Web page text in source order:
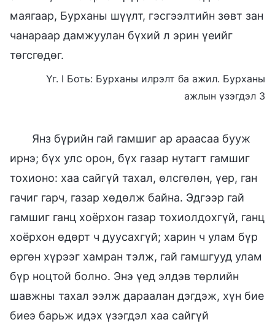
маягаар, Бурханы шүүлт, гэсгээлтийн зөвт зан
чанараар дамжуулан бүхий л эрин үеийг
төгсгөдөг.
Үг. I Боть: Бурханы илрэлт ба ажил. Бурханы
ажлын үзэгдэл 3
Янз бүрийн гай гамшиг ар араасаа бууж
ирнэ; бүх улс орон, бүх газар нутагт гамшиг
тохионо: хаа сайгүй тахал, өлсгөлөн, үер, ган
гачиг гарч, газар хөдөлж байна. Эдгээр гай
гамшиг ганц хоёрхон газар тохиолдохгүй, ганц
хоёрхон өдөрт ч дуусахгүй; харин ч улам бүр
өргөн хүрээг хамран тэлж, гай гамшгууд улам
бүр ноцтой болно. Энэ үед элдэв төрлийн
шавжны тахал ээлж дараалан дэгдэж, хүн бие
биеэ барьж идэх үзэгдэл хаа сайгүй